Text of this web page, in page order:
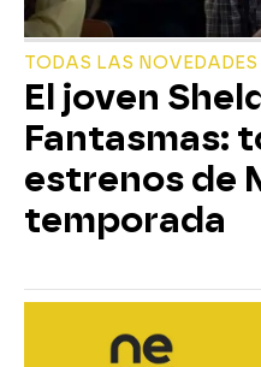
TODAS LAS NOVEDADES
El joven
Fantasmas:
estrenos de
temporada